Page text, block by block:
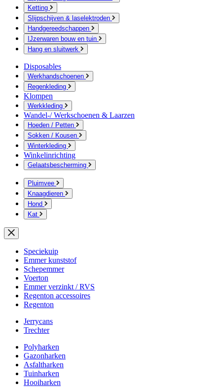
Ketting
Slijpschijven & laselektroden
Handgereedschappen
IJzerwaren bouw en tuin
Hang en sluitwerk
Disposables
Werkhandschoenen
Regenkleding
Klompen
Werkkleding
Wandel-/ Werkschoenen & Laarzen
Hoeden / Petten
Sokken / Kousen
Winterkleding
Winkelinrichting
Gelaatsbescherming
Pluimvee
Knaagdieren
Hond
Kat
Speciekuip
Emmer kunststof
Schepemmer
Voerton
Emmer verzinkt / RVS
Regenton accessoires
Regenton
Jerrycans
Trechter
Polyharken
Gazonharken
Asfaltharken
Tuinharken
Hooiharken